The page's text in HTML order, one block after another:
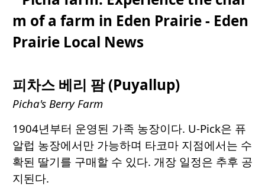
피차스 베리 팜 (Puyallup)
Picha's Berry Farm
1904년부터 운영된 가족 농장이다. U-Pick은 퓨
알럽 농장에서만 가능하며 타코마 지점에서는 수
확된 딸기를 구매할 수 있다. 개장 일정은 추후 공
지된다.